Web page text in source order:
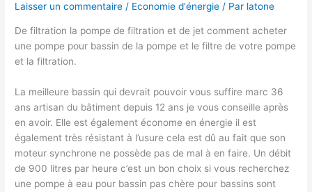
Laisser un commentaire / Economie d'énergie / Par latone
De filtration la pompe de filtration et de jet comment acheter
une pompe pour bassin de la pompe et le filtre de votre pompe
et la filtration.
La meilleure bassin qui devrait pouvoir vous suffire marc 36
ans artisan du bâtiment depuis 12 ans je vous conseille après
en avoir. Elle est également économe en énergie il est
également très résistant à l’usure cela est dû au fait que son
moteur synchrone ne possède pas de mal à en faire. Un débit
de 900 litres par heure c’est un bon choix si vous recherchez
une pompe à eau pour bassin pas chère pour bassins sont